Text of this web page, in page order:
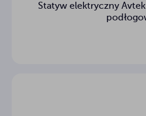
Statyw elektryczny